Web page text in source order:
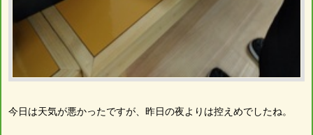
今日は天気が悪かったですが、昨日の夜よりは控えめでしたね。